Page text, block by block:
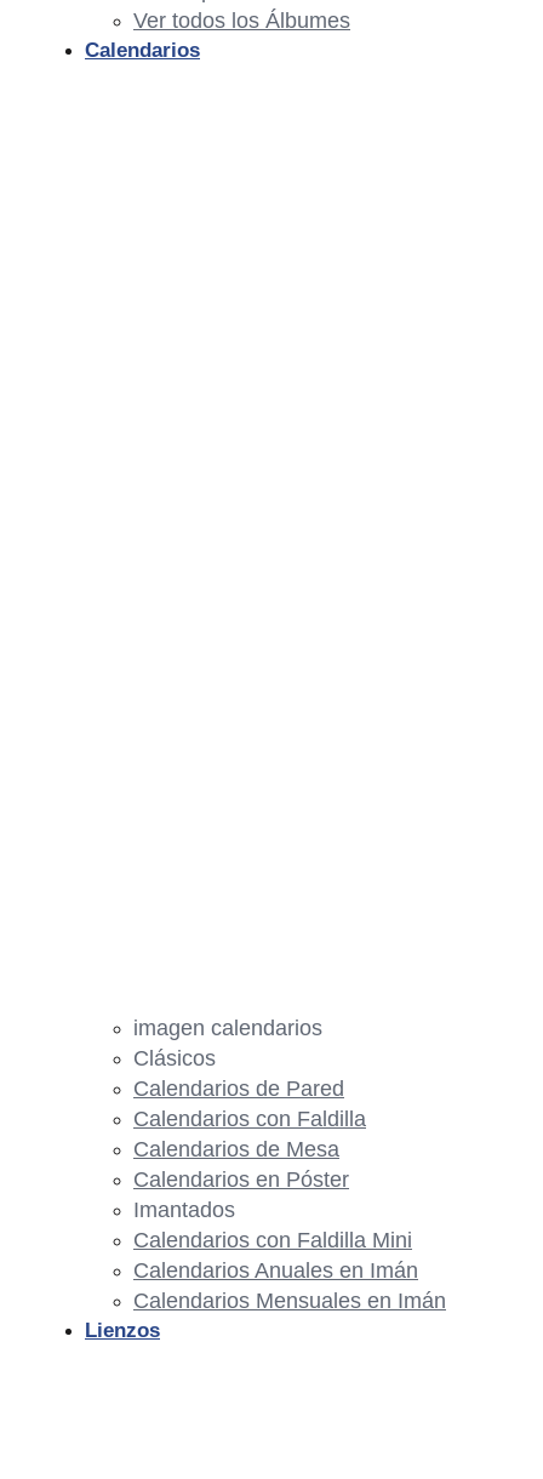
Ver todos los Álbumes
Calendarios
imagen calendarios
Clásicos
Calendarios de Pared
Calendarios con Faldilla
Calendarios de Mesa
Calendarios en Póster
Imantados
Calendarios con Faldilla Mini
Calendarios Anuales en Imán
Calendarios Mensuales en Imán
Lienzos